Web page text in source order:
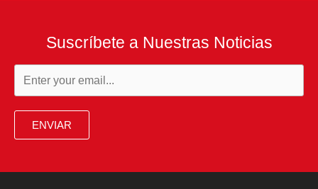
Suscríbete a Nuestras Noticias
ENVIAR